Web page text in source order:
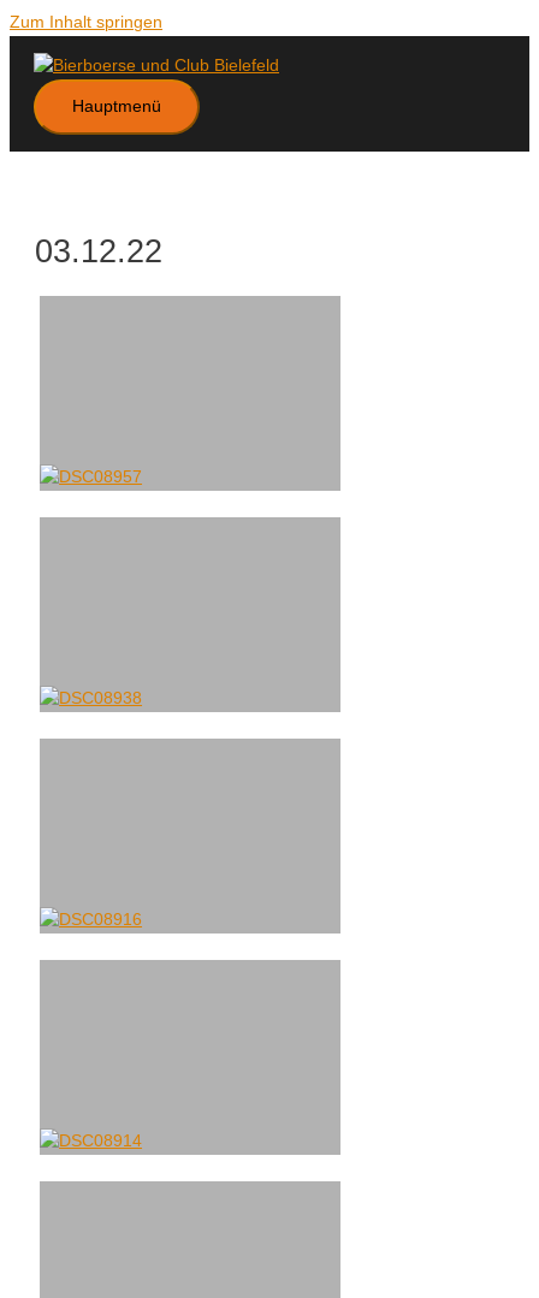
Zum Inhalt springen
Hauptmenü
03.12.22